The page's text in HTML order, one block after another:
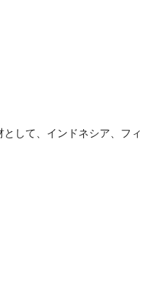
して、インドネシア、フィ